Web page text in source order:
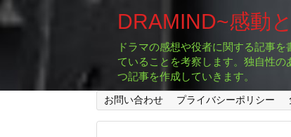
DRAMIND~感動
ドラマの感想や役者に関する記事
ていることを考察します。独自性
つ記事を作成していきます。
お問い合わせ プライバシーポリシー